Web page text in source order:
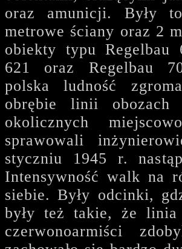
oraz amunicji. Były
metrowe ściany oraz 2
obiekty typu Regelbau
621 oraz Regelbau
polska ludność
obrębie linii
okolicznych
sprawowali
styczniu 1945 r.
Intensywność walk na
siebie. Były odcinki,
były też takie, że
czerwonoarmiści